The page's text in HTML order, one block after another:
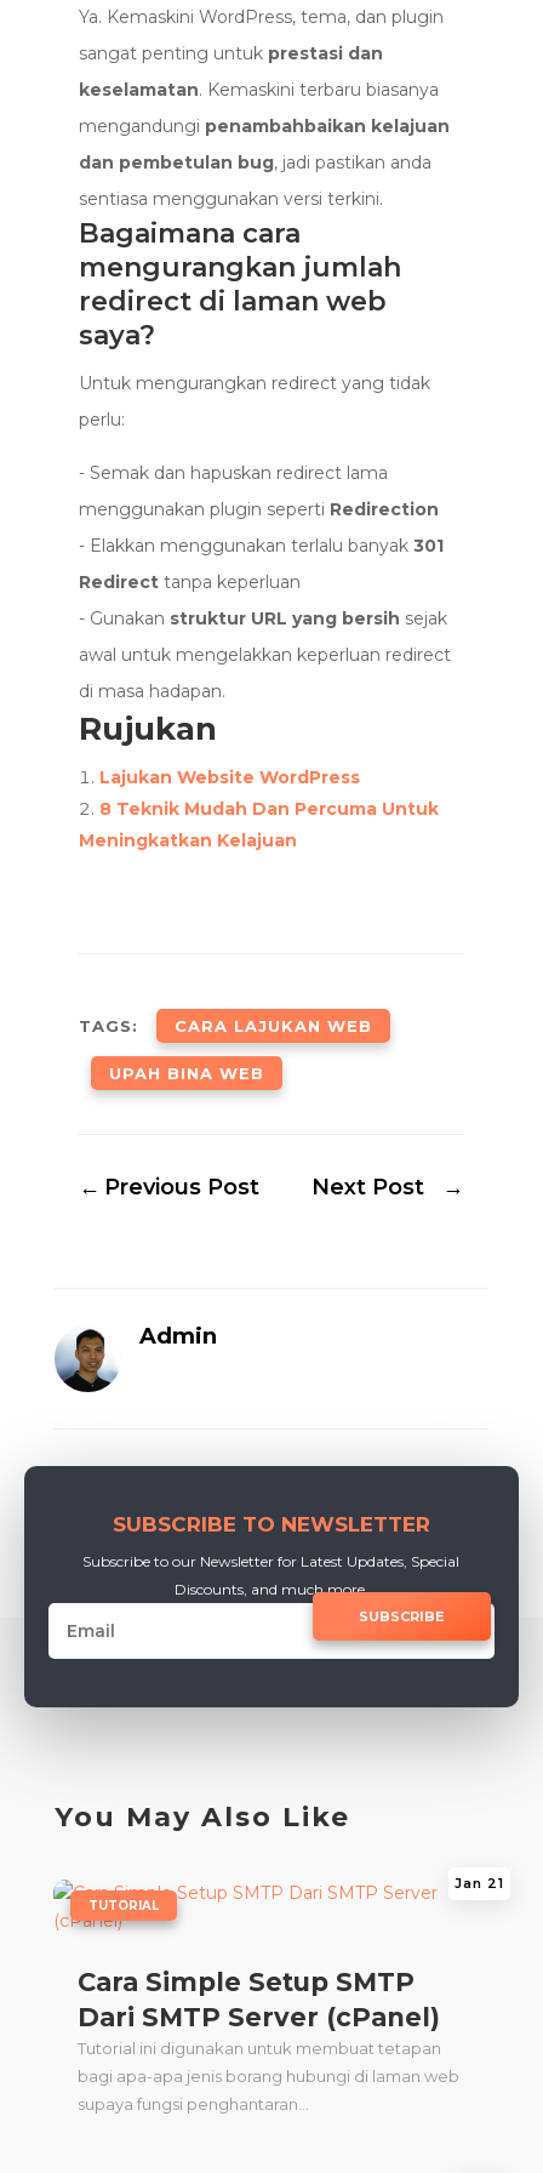
Ya. Kemaskini WordPress, tema, dan plugin
sangat penting untuk prestasi dan
keselamatan. Kemaskini terbaru biasanya
mengandungi penambahbaikan kelajuan
dan pembetulan bug, jadi pastikan anda
sentiasa menggunakan versi terkini.
Bagaimana cara
mengurangkan jumlah
redirect di laman web
saya?
Untuk mengurangkan redirect yang tidak
perlu:
- Semak dan hapuskan redirect lama
menggunakan plugin seperti Redirection
- Elakkan menggunakan terlalu banyak 301
Redirecttanpa keperluan
- Gunakan struktur URL yang bersih sejak
awal untuk mengelakkan keperluan redirect
di masa hadapan.
Rujukan
Lajukan Website WordPress
8 Teknik Mudah Dan Percuma Untuk
Meningkatkan Kelajuan
TAGS: CARA LAJUKAN WEB
UPAH BINA WEB
← Previous Post Next Post →
Admin
SUBSCRIBE TO NEWSLETTER
Subscribe to our Newsletter for Latest Updates, Special
Discounts, and much more.
SUBSCRIBE
You May Also Like
Cara Simple Setup SMTP
Dari SMTP Server (cPanel)
Jan 21
TUTORIAL
Tutorial ini digunakan untuk membuat tetapan
bagi apa-apa jenis borang hubungi di laman web
supaya fungsi penghantaran...